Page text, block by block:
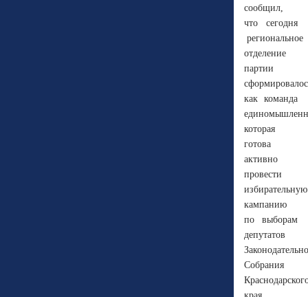
сообщил,
что сегодня
региональное
отделение
партии
как команда
которая
готова
активно
провести
избирательную
кампанию
по выборам
депутатов
Собрания